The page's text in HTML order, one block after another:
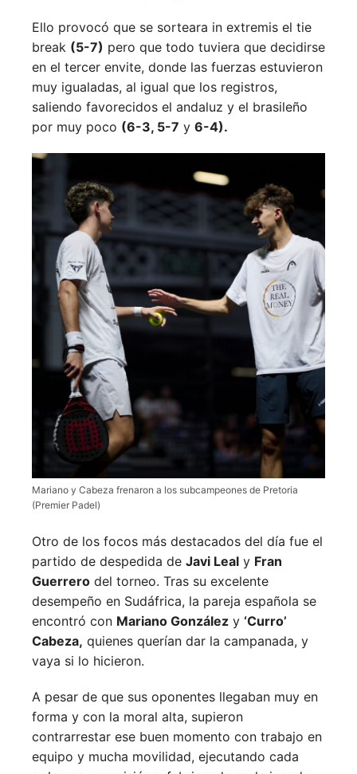
Ello provocó que se sorteara in extremis el tie
break (5-7) pero que todo tuviera que decidirse
en el tercer envite, donde las fuerzas estuvieron
muy igualadas, al igual que los registros,
saliendo favorecidos el andaluz y el brasileño
por muy poco (6-3, 5-7 y 6-4).
Mariano y Cabeza frenaron a los subcampeones de Pretoria
(Premier Padel)
Otro de los focos más destacados del día fue el
partido de despedida de Javi Leal y Fran
Guerrero del torneo. Tras su excelente
desempeño en Sudáfrica, la pareja española se
encontró con Mariano González y ‘Curro’
Cabeza, quienes querían dar la campanada, y
vaya si lo hicieron.
A pesar de que sus oponentes llegaban muy en
forma y con la moral alta, supieron
contrarrestar ese buen momento con trabajo en
equipo y mucha movilidad, ejecutando cada